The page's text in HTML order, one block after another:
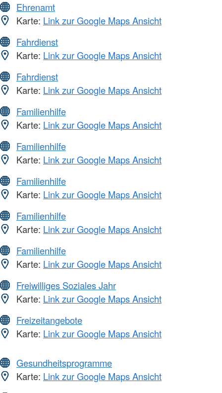
Ehrenamt
Karte: Link zur Google Maps Ansicht
Fahrdienst
Karte: Link zur Google Maps Ansicht
Fahrdienst
Karte: Link zur Google Maps Ansicht
Familienhilfe
Karte: Link zur Google Maps Ansicht
Familienhilfe
Karte: Link zur Google Maps Ansicht
Familienhilfe
Karte: Link zur Google Maps Ansicht
Familienhilfe
Karte: Link zur Google Maps Ansicht
Familienhilfe
Karte: Link zur Google Maps Ansicht
Freiwilliges Soziales Jahr
Karte: Link zur Google Maps Ansicht
Freizeitangebote
Karte: Link zur Google Maps Ansicht
Gesundheitsprogramme
Karte: Link zur Google Maps Ansicht